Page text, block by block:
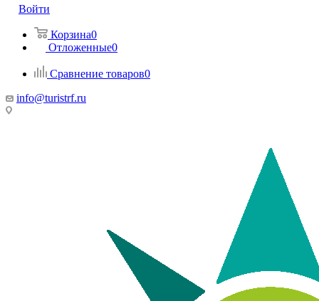
Войти
Корзина0
Отложенные0
Сравнение товаров0
info@turistrf.ru